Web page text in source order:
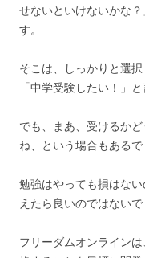
せないといけないかな
す。
そこは、しっかりと選
「中学受験したい！」
でも、まあ、受けるか
ね、という場合もあるで
勉強はやっても損はな
えたら良いのではない
フリーダムオンライン